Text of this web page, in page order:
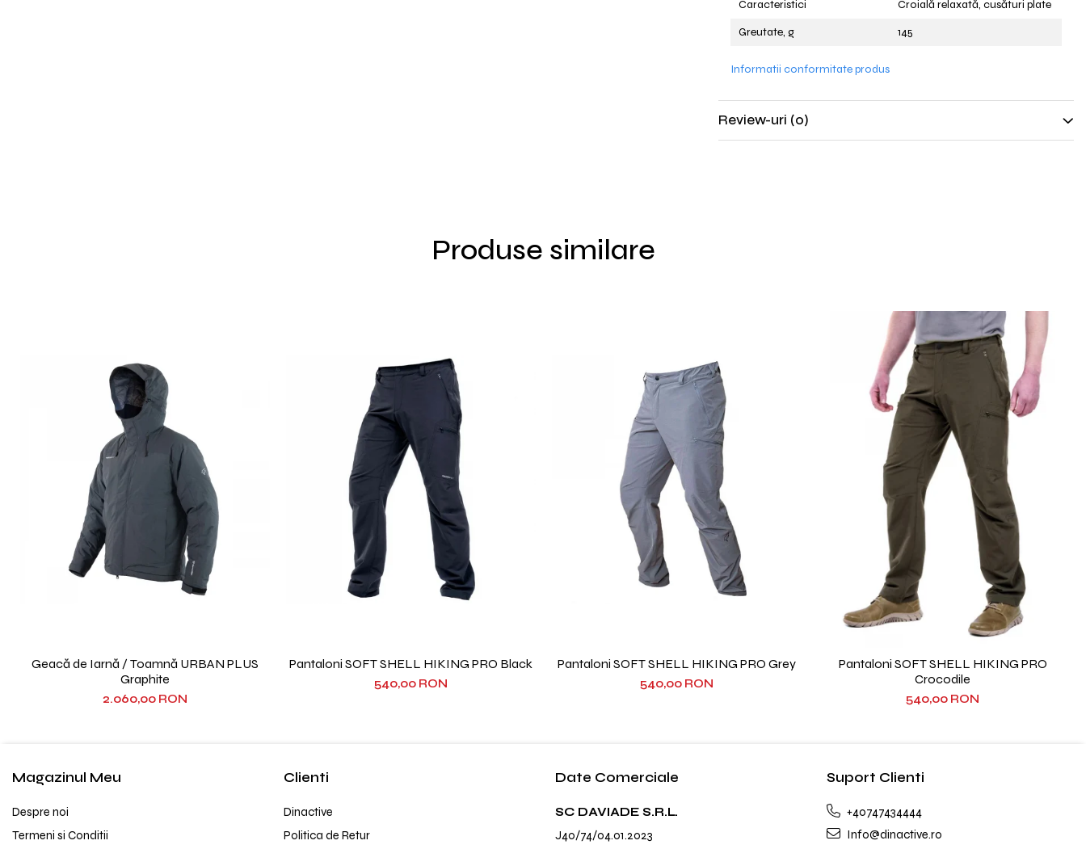
Caracteristici
Croială relaxată, cusături plate
Greutate, g
145
Informatii conformitate produs
Review-uri (0)
Produse similare
Geacă de Iarnă / Toamnă URBAN PLUS
Graphite
2.060,00 RON
Pantaloni SOFT SHELL HIKING PRO Black
540,00 RON
Pantaloni SOFT SHELL HIKING PRO Grey
540,00 RON
Pantaloni SOFT SHELL HIKING PRO
Crocodile
540,00 RON
Magazinul Meu
Despre noi
Termeni si Conditii
Clienti
Dinactive
Politica de Retur
Date Comerciale
SC DAVIADE S.R.L.
J40/74/04.01.2023
Suport Clienti
+40747434444
Info@dinactive.ro